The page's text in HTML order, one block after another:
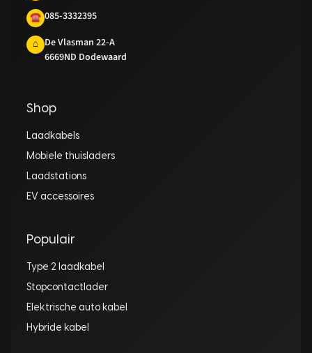
☎ 085-3332395
⌂
De Vlasman 22-A
6669ND Dodewaard
Shop
Laadkabels
Mobiele thuisladers
Laadstations
EV accessoires
Populair
Type 2 laadkabel
Stopcontactlader
Elektrische auto kabel
Hybride kabel